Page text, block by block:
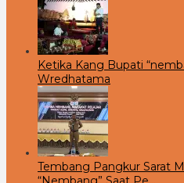
Ketika Kang Bupati
Wredhatama
Tembang Pangkur Sarat